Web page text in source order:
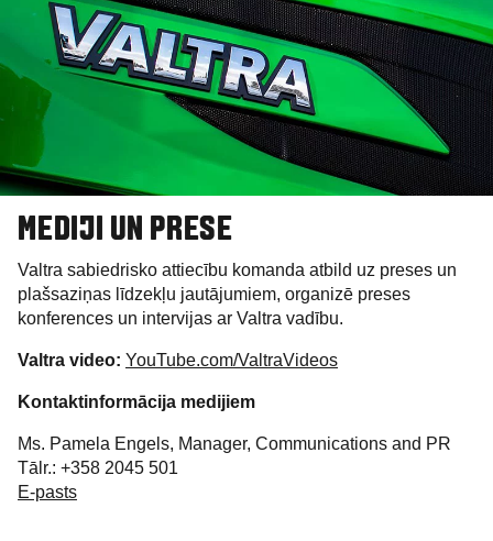
MEDIJI UN PRESE
Valtra sabiedrisko attiecību komanda atbild uz preses un
plašsaziņas līdzekļu jautājumiem, organizē preses
konferences un intervijas ar Valtra vadību.
Valtra video: YouTube.com/ValtraVideos
Kontaktinformācija medijiem
Ms. Pamela Engels, Manager, Communications and PR
Tālr.: +358 2045 501
E-pasts